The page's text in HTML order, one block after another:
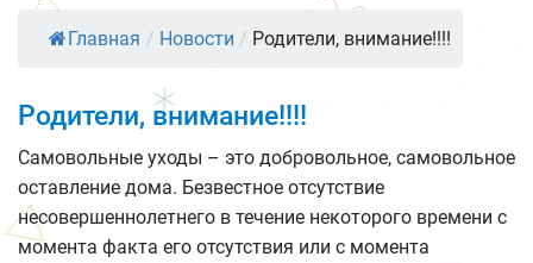
Главная / Новости / Родители, внимание!!!!
Родители, внимание!!!!
Самовольные уходы – это добровольное, самовольное
оставление дома. Безвестное отсутствие
несовершеннолетнего в течение некоторого времени с
момента факта его отсутствия или с момента